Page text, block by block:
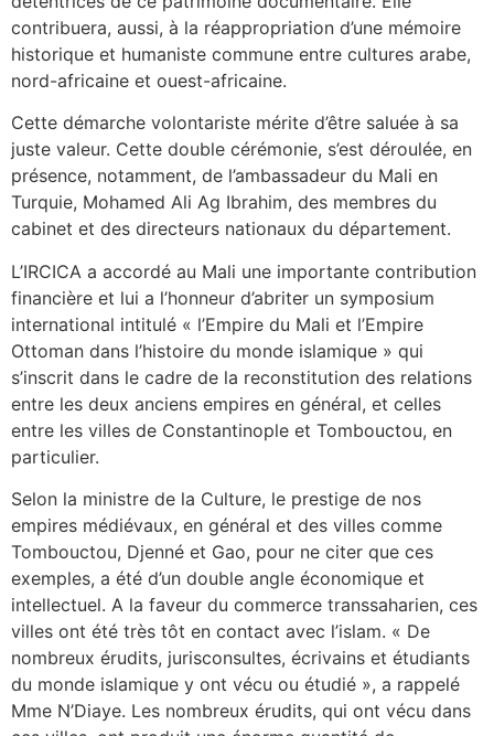
contribuera, aussi, à la réappropriation d’une mémoire
historique et humaniste commune entre cultures arabe,
nord-africaine et ouest-africaine.
Cette démarche volontariste mérite d’être saluée à sa
juste valeur. Cette double cérémonie, s’est déroulée, en
présence, notamment, de l’ambassadeur du Mali en
Turquie, Mohamed Ali Ag Ibrahim, des membres du
cabinet et des directeurs nationaux du département.
L’IRCICA a accordé au Mali une importante contribution
financière et lui a l’honneur d’abriter un symposium
international intitulé « l’Empire du Mali et l’Empire
Ottoman dans l’histoire du monde islamique » qui
s’inscrit dans le cadre de la reconstitution des relations
entre les deux anciens empires en général, et celles
entre les villes de Constantinople et Tombouctou, en
particulier.
Selon la ministre de la Culture, le prestige de nos
empires médiévaux, en général et des villes comme
Tombouctou, Djenné et Gao, pour ne citer que ces
exemples, a été d’un double angle économique et
intellectuel. A la faveur du commerce transsaharien, ces
villes ont été très tôt en contact avec l’islam. « De
nombreux érudits, jurisconsultes, écrivains et étudiants
du monde islamique y ont vécu ou étudié », a rappelé
Mme N’Diaye. Les nombreux érudits, qui ont vécu dans